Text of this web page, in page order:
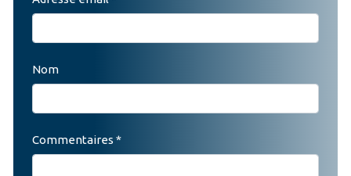
Nom
Commentaires *